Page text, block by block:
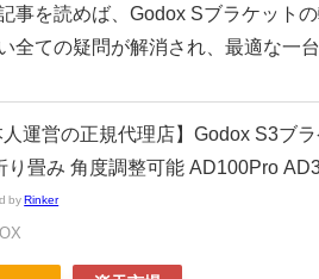
事を読めば、Godox Sブラケット
全ての疑問が解消され、最適な一
人運営の正規代理店】Godox S3ブ
り畳み 角度調整可能 AD100Pro
by Rinker